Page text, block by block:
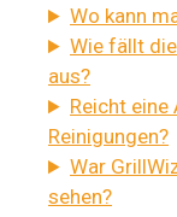
Wo kann
Wie fällt
aus?
Reicht
Reinigungen?
War
sehen?